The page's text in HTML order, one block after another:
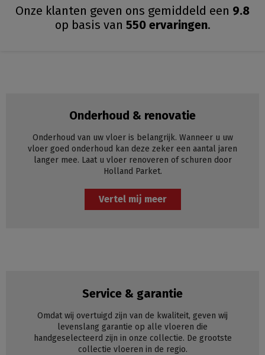
Onze klanten geven ons gemiddeld een 9.8
op basis van 550ervaringen.
Onderhoud & renovatie
Onderhoud van uw vloer is belangrijk. Wanneer u uw
vloer goed onderhoud kan deze zeker een aantal jaren
langer mee. Laat u vloer renoveren of schuren door
Holland Parket.
Vertel mij meer
Service & garantie
Omdat wij overtuigd zijn van de kwaliteit, geven wij
levenslang garantie op alle vloeren die
handgeselecteerd zijn in onze collectie. De grootste
collectie vloeren in de regio.